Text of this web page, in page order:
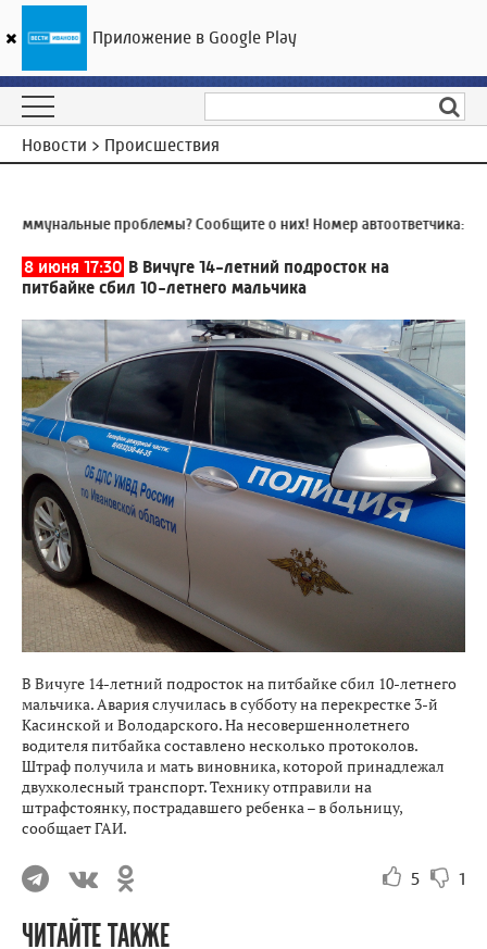
ГТРК «Ивтелерадио»
Новости > Происшествия
проблемы? Сообщите о них! Номер автоответчика:8
8 июня 17:30 В Вичуге 14-летний подросток на
питбайке сбил 10-летнего мальчика
В Вичуге 14-летний подросток на питбайке сбил 10-летнего
мальчика. Авария случилась в субботу на перекрестке 3-й
Касинской и Володарского. На несовершеннолетнего
водителя питбайка составлено несколько протоколов.
Штраф получила и мать виновника, которой принадлежал
двухколесный транспорт. Технику отправили на
штрафстоянку, пострадавшего ребенка – в больницу,
сообщает ГАИ.
5 1
ЧИТАЙТЕ ТАКЖЕ
Приложение в Google Play